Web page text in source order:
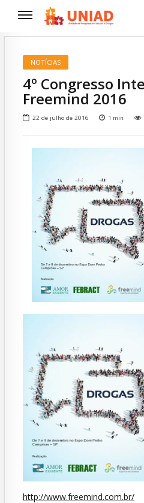
NOTÍCIAS
4º Congresso
Freemind 2016
22 de julho de 2016 1 min
http://www.freemind.com.br/